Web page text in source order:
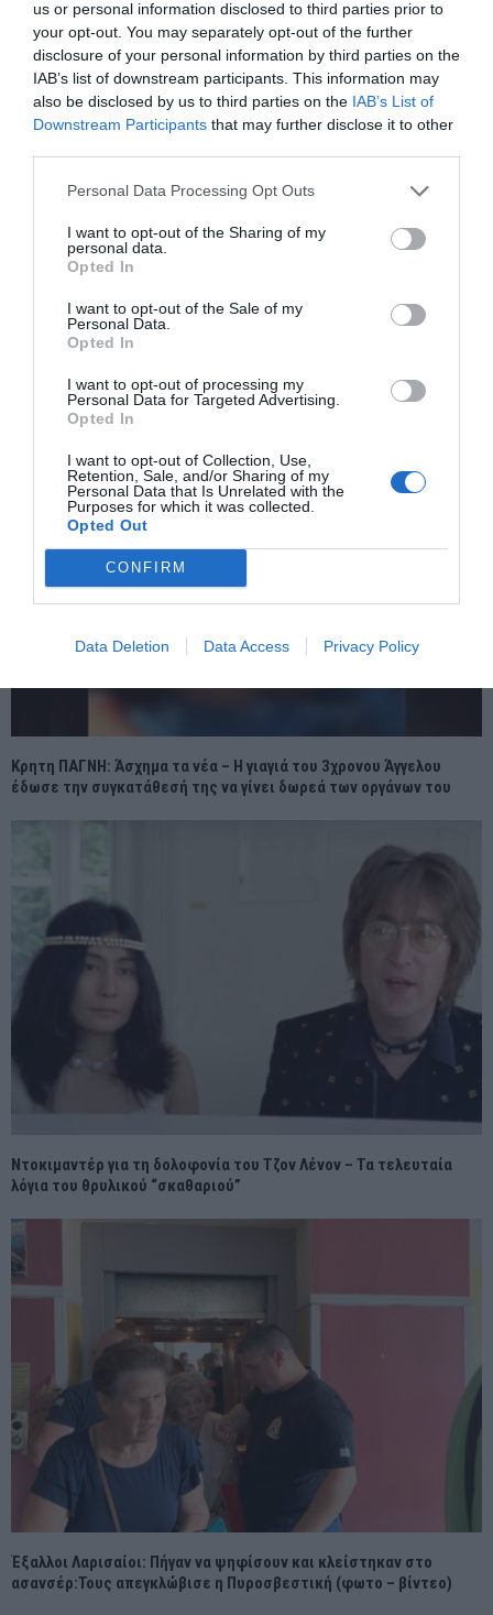
us or personal information disclosed to third parties prior to
your opt-out. You may separately opt-out of the further
disclosure of your personal information by third parties on the
IAB’s list of downstream participants. This information may
also be disclosed by us to third parties on the IAB’s List of
Downstream Participants that may further disclose it to other
Personal Data Processing Opt Outs
I want to opt-out of the Sharing of my
personal data.
Opted In
I want to opt-out of the Sale of my
Personal Data.
Opted In
I want to opt-out of processing my
Personal Data for Targeted Advertising.
Opted In
I want to opt-out of Collection, Use,
Retention, Sale, and/or Sharing of my
Personal Data that Is Unrelated with the
Purposes for which it was collected.
Opted Out
CONFIRM
Data Deletion Data Access Privacy Policy
Ναυαγίου
ανήλικους
ΣΧΕΤΙΚΈΣ ΑΝΑΡΤΉΣΕΙΣ
Κρητη ΠΑΓΝΗ: Άσχημα τα νέα – Η γιαγιά του 3χρονου Άγγελου
έδωσε την συγκατάθεσή της να γίνει δωρεά των οργάνων του
Nτοκιμαντέρ για τη δολοφονία του Τζον Λένον – Τα τελευταία
λόγια του θρυλικού “σκαθαριού”
Έξαλλοι Λαρισαίοι: Πήγαν να ψηφίσουν και κλείστηκαν στο
ασανσέρ:Τους απεγκλώβισε η Πυροσβεστική (φωτο – βίντεο)